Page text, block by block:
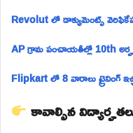
Revolut లో డాక్యుమెంట్స్
AP గ్రామ పంచాయతీల్లో 10th
Flipkart లో 8 వారాలు ట్రైనింగ్
కావాల్సిన